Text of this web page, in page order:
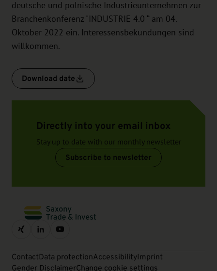
deutsche und polnische Industrieunternehmen zur
Branchenkonferenz "INDUSTRIE 4.0 “ am 04.
Oktober 2022 ein. Interessensbekundungen sind
willkommen.
Download date
Directly into your email inbox
Stay up to date with our monthly newsletter
Subscribe to newsletter
ContactData protectionAccessibilityImprint
Gender DisclaimerChange cookie settings